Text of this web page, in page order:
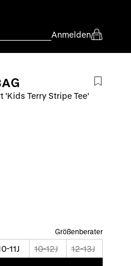
Anmelden
'Kids Terry Stripe Tee'
Größenberater
11J 10-12J 12-13J